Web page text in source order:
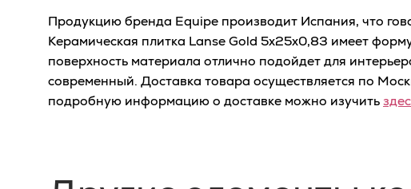
Продукцию бренда Equipe производит Испания, что
Керамическая плитка Lanse Gold 5x25x0,83 имеет
поверхность материала отлично подойдет для
современный. Доставка товара осуществляется по
подробную информацию о доставке можно изучить